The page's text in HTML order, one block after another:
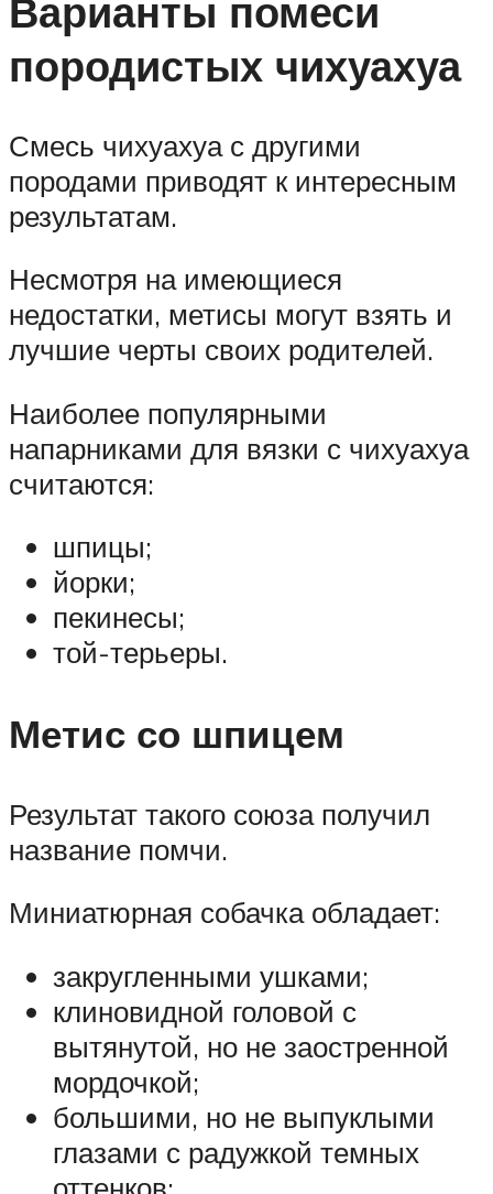
Варианты помеси
породистых чихуахуа
Смесь чихуахуа с другими
породами приводят к интересным
результатам.
Несмотря на имеющиеся
недостатки, метисы могут взять и
лучшие черты своих родителей.
Наиболее популярными
напарниками для вязки с чихуахуа
считаются:
шпицы;
йорки;
пекинесы;
той-терьеры.
Метис со шпицем
Результат такого союза получил
название помчи.
Миниатюрная собачка обладает:
закругленными ушками;
клиновидной головой с
вытянутой, но не заостренной
мордочкой;
большими, но не выпуклыми
глазами с радужкой темных